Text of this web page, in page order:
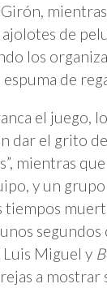
de
los
de
el juego,
dar el grito
mientras
y un
tiempos
segundos
Miguel y
a mostrar